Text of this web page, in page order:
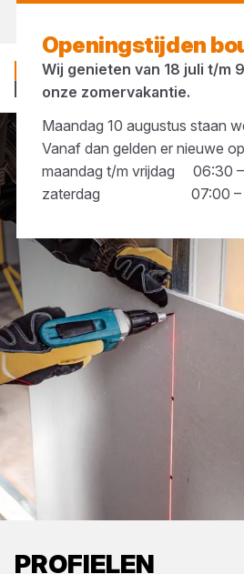
PROFIELEN
Afbouwmaterialen Profielen
Openingstijden
Wij genieten van 18 juli t/m
onze zomervakantie.
Maandag 10 augustus staan
Vanaf dan gelden er nieuwe
maandag t/m vrijdag 06:30 –
zaterdag 07:00 –